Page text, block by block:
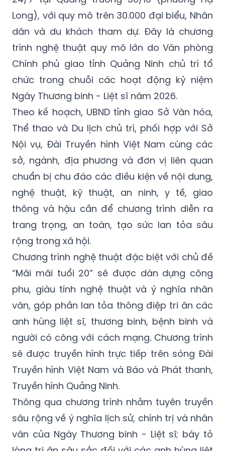
Long), với quy mô trên 30.000 đại biểu, Nhân
dân và du khách tham dự. Đây là chương
trình nghệ thuật quy mô lớn do Văn phòng
Chính phủ giao tỉnh Quảng Ninh chủ trì tổ
chức trong chuỗi các hoạt động kỷ niệm
Ngày Thương binh - Liệt sĩ năm 2026.
Theo kế hoạch, UBND tỉnh giao Sở Văn hóa,
Thể thao và Du lịch chủ trì, phối hợp với Sở
Nội vụ, Đài Truyền hình Việt Nam cùng các
sở, ngành, địa phương và đơn vị liên quan
chuẩn bị chu đáo các điều kiện về nội dung,
nghệ thuật, kỹ thuật, an ninh, y tế, giao
thông và hậu cần để chương trình diễn ra
trang trọng, an toàn, tạo sức lan tỏa sâu
rộng trong xã hội.
Chương trình nghệ thuật đặc biệt với chủ đề
“Mãi mãi tuổi 20” sẽ được dàn dựng công
phu, giàu tính nghệ thuật và ý nghĩa nhân
văn, góp phần lan tỏa thông điệp tri ân các
anh hùng liệt sĩ, thương binh, bệnh binh và
người có công với cách mạng. Chương trình
sẽ được truyền hình trực tiếp trên sóng Đài
Truyền hình Việt Nam và Báo và Phát thanh,
Truyền hình Quảng Ninh.
Thông qua chương trình nhằm tuyên truyền
sâu rộng về ý nghĩa lịch sử, chính trị và nhân
văn của Ngày Thương binh - Liệt sĩ; bày tỏ